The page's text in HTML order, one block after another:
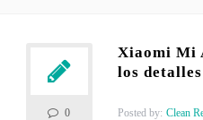
0
Xiaomi Mi
los
Posted by: Clean